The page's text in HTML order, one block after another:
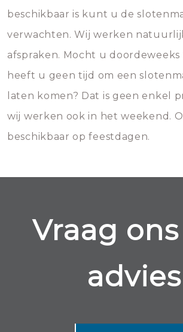
beschikbaar is kunt u de
verwachten. Wij werken
afspraken. Mocht u
heeft u geen tijd om een
laten komen? Dat is geen enkel
wij werken ook in het weekend.
beschikbaar op feestdagen.
Vraag
advies